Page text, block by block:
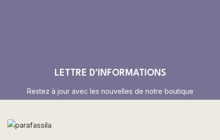
LETTRE D'INFORMATIONS
Restez à jour avec les nouvelles de notre boutique